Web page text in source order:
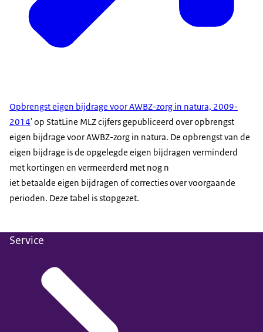
Opbrengst eigen bijdrage voor AWBZ-zorg in natura, 2009-
2014' op StatLine MLZ cijfers gepubliceerd over opbrengst
eigen bijdrage voor AWBZ-zorg in natura. De opbrengst van de
eigen bijdrage is de opgelegde eigen bijdragen verminderd
met kortingen en vermeerderd met nog n
iet betaalde eigen bijdragen of correcties over voorgaande
perioden. Deze tabel is stopgezet.
Service